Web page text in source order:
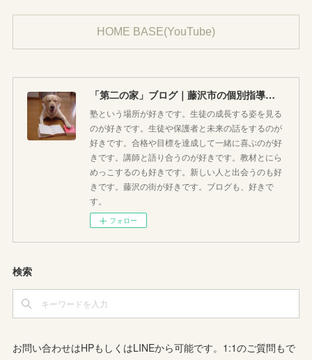
HOME BASE(YouTube)
「第二の家」ブログ｜藤沢市の個別指導塾のお話
塾という場所が好きです。生徒の成長する姿を見る
のが好きです。生徒や保護者と未来の話をするのが
好きです。合格や目標を達成して一緒に喜ぶのが好
きです。講師と語り合うのが好きです。教材とにら
めっこするのも好きです。新しい人と出会うのも好
きです。藤沢の街が好きです。ブログも、好きで
す。
フォロー
検索
お問い合わせはHPもしくはLINEから可能です。1:1のご質問もで